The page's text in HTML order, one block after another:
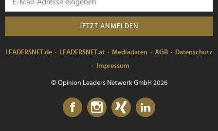
JETZT ANMELDEN
LEADERSNET.de LEADERSNET.at Mediadaten AGB
Datenschutz
Impressum
© Opinion Leaders Network GmbH 2026